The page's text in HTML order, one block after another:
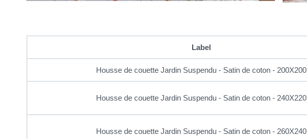
Label
Housse de couette Jardin Suspendu - Satin de coton - 200X200
Housse de couette Jardin Suspendu - Satin de coton - 240X220
Housse de couette Jardin Suspendu - Satin de coton - 260X240